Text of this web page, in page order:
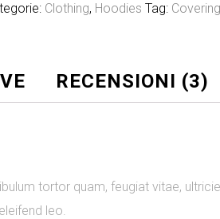
Clothing, Hoodies Tag: Covering
RECENSIONI (3)
tortor quam, feugiat vitae,
leo.